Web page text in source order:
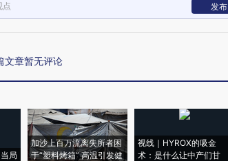
点 发布
文章暂无评论
局
加沙上百万流离失所者困
于“塑料烤箱” 高温引发健
视线｜HYROX的吸金
术：是什么让中产们甘